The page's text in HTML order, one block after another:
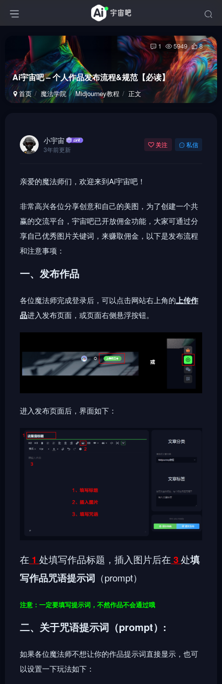
Ai宇宙吧 – 个人作品发布流程&规范【必读】
首页 魔法学院 Midjourney教程 正文
1 5949 8
小宇宙
3年前更新
关注 私信
亲爱的魔法师们，欢迎来到Ai宇宙吧！
非常高兴各位分享创意和自己的美图，为了创建一个共
赢的交流平台，宇宙吧已开放佣金功能，大家可通过分
享自己优秀图片关键词，来赚取佣金，以下是发布流程
和注意事项：
一、发布作品
各位魔法师完成登录后，可以点击网站右上角的上传作
品进入发布页面，或页面右侧悬浮按钮。
进入发布页面后，界面如下：
在 1 处填写作品标题，插入图片后在 3处填
写作品咒语提示词 （prompt）
注意：一定要填写提示词，不然作品不会通过哦
二、关于咒语提示词（prompt）:
如果各位魔法师不想让你的作品提示词直接显示，也可
以设置一下玩法如下：